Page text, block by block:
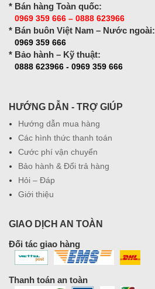
* Bán hàng Toàn quốc:
0969 359 666 – 0888 623966
* Bán buôn Việt Nam – Nước ngoài:
0969 359 666
* Bảo hành – Kỹ thuật:
0888 623966 - 0969 359 666
HƯỚNG DẪN - TRỢ GIÚP
Hướng dẫn mua hàng
Các hình thức thanh toán
Cước phí vận chuyển
Bảo hành & Đổi trả hàng
Hỏi – Đáp
Giới thiệu
GIAO DỊCH AN TOÀN
Đối tác giao hàng
Thanh toán an toàn